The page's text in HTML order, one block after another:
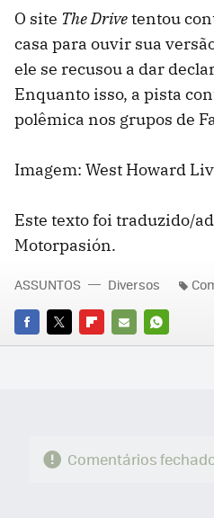
O site The Drivetentou
casa para ouvir sua
ele se recusou a dar
Enquanto isso, a pista
polêmica nos grupos de
Imagem: West Howard
Este texto foi traduzido/
Motorpasión.
FACEBOOK
TWITTERFLIPBOARD
E-
WHATSAPP
ASSUNTOS Diversos
Comentários